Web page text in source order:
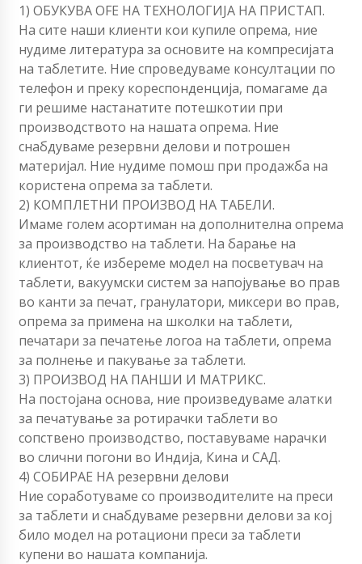
1) ОБУКУВА OFЕ НА ТЕХНОЛОГИЈА НА ПРИСТАП.
На сите наши клиенти кои купиле опрема, ние
нудиме литература за основите на компресијата
на таблетите. Ние спроведуваме консултации по
телефон и преку кореспонденција, помагаме да
ги решиме настанатите потешкотии при
производството на нашата опрема. Ние
снабдуваме резервни делови и потрошен
материјал. Ние нудиме помош при продажба на
користена опрема за таблети.
2) КОМПЛЕТНИ ПРОИЗВОД НА ТАБЕЛИ.
Имаме голем асортиман на дополнителна опрема
за производство на таблети. На барање на
клиентот, ќе избереме модел на посветувач на
таблети, вакуумски систем за напојување во прав
во канти за печат, гранулатори, миксери во прав,
опрема за примена на школки на таблети,
печатари за печатење логоа на таблети, опрема
за полнење и пакување за таблети.
3) ПРОИЗВОД НА ПАНШИ И МАТРИКС.
На постојана основа, ние произведуваме алатки
за печатување за ротирачки таблети во
сопствено производство, поставуваме нарачки
во слични погони во Индија, Кина и САД.
4) СОБИРАЕ НА резервни делови
Ние соработуваме со производителите на преси
за таблети и снабдуваме резервни делови за кој
било модел на ротациони преси за таблети
купени во нашата компанија.